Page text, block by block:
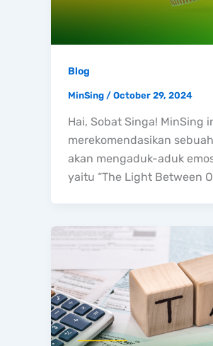
Blog
MinSing / October 29, 2024
Hai, Sobat Singa! MinSing
merekomendasikan
akan mengaduk-aduk
yaitu “The Light Between